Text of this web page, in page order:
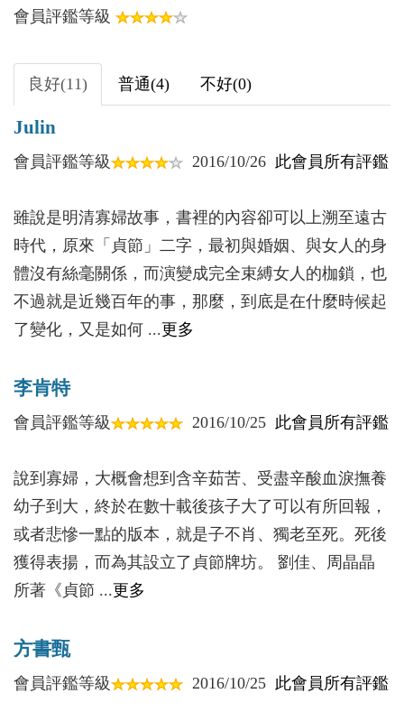
中國首都師範大學教授 陳曉華
翻閱文獻記載，不難發現男性還沒有佔據世界主
導地位之前，有不少女性履神跡、感神應而懷孕的故
後世的帝王將相。不過，這些帝王將相的附會，現在
看來，完全是一廂情願。因為這些女性不婚而孕，實
際上是上古群婚制的反映。上古人類只知其母不知其
父，自然難以道出父親是誰，因此就給了後世可利用
的空間，有了後世的種種附會。
佔據這個世界的主導權之後，女性至高無上的輝煌與
榮光就一去不復返了，當然婚姻的自由也隨之而逝。
索」，直截了當宣佈了女子社會政治家庭權力的覆
滅。漢武帝則更殘忍，為斷絕子少母壯，年輕的母親
可能干政的後患，乾脆把漢昭帝母親殺了，為北魏殺
母立子立下效仿的榜樣。於是中國歷史就給人形成了
女性備受壓迫的印象，似乎一部中國史就是一部男人
以明清寡婦為例，立足文獻，以通俗的方式，對明清
反思。
節婦‧列女‧貞女
【貳】職場還是情場──《女誡》怎麼說
「女聖人」班昭的女性生活厚黑學
女性婚姻的「職場」攻略──《女誡》
「女漢子」們的崛起：宋若莘、宋若昭、宋若倫、
宋若憲、宋若荀
用男人思維教育女性的人生教科書──《女論語》
【肆】當皇帝還是當老闆──「好男人」論持家
老公要寵，老婆要哄
鞠躬盡瘁保血脈──美人喬氏
反清復明奇女子──秦淮八豔之首柳如是
會員評鑑等級
良好(11) 普通(4) 不好(0)
Julin
會員評鑑等級 2016/10/26 此會員所有評鑑
雖說是明清寡婦故事，書裡的內容卻可以上溯至遠古
時代，原來「貞節」二字，最初與婚姻、與女人的身
體沒有絲毫關係，而演變成完全束縛女人的枷鎖，也
不過就是近幾百年的事，那麼，到底是在什麼時候起
了變化，又是如何 ...更多
李肯特
會員評鑑等級 2016/10/25 此會員所有評鑑
說到寡婦，大概會想到含辛茹苦、受盡辛酸血淚撫養
幼子到大，終於在數十載後孩子大了可以有所回報，
或者悲慘一點的版本，就是子不肖、獨老至死。死後
獲得表揚，而為其設立了貞節牌坊。 劉佳、周晶晶
所著《貞節 ...更多
方書甄
會員評鑑等級 2016/10/25 此會員所有評鑑